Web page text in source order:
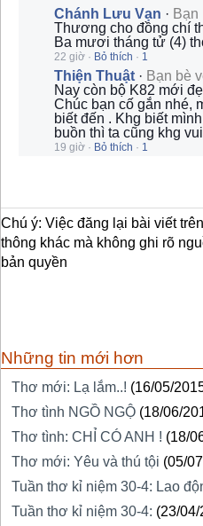
Chánh Lưu Vạn ·
Thương cho đồng chí
Ba mươi tháng tử (4)
22 giờ · Bỏ thích · 1
Thiện Thuật · Bạn bè
Nay còn bộ K82 mới
Chúc bạn cố gắn nhé,
biết đến . Khg biết
buồn thì ta cũng khg
19 giờ · Bỏ thích · 1
Chú ý: Việc đăng lại bài viết
thông khác mà không ghi rõ
bản quyền
Những tin mới hơn
Thơ mới: Lạ lắm..! (16/05/
Thơ tình NGỒ NGỘ (18/06/
Thơ tình: CHỈ CÓ ANH ! (18/
Thơ mới: Yêu và thú tội (05/
Tuần thơ kỉ niệm 30-4: Lao
Tuần thơ kỉ niệm 30-4: (23/